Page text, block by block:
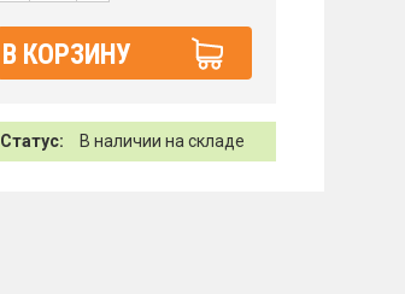
В КОРЗИНУ
Статус: В наличии на складе